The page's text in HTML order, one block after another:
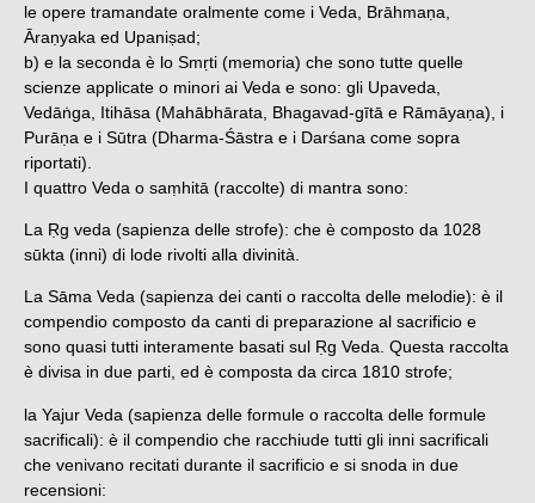
le opere tramandate oralmente come i Veda, Brāhmaṇa,
Āraṇyaka ed Upaniṣad;
b) e la seconda è lo Smṛti (memoria) che sono tutte quelle
scienze applicate o minori ai Veda e sono: gli Upaveda,
Vedāṅga, Itihāsa (Mahābhārata, Bhagavad-gītā e Rāmāyaṇa), i
Purāṇa e i Sūtra (Dharma-Śāstra e i Darśana come sopra
riportati).
I quattro Veda o saṃhitā (raccolte) di mantra sono:
La Ṛg veda (sapienza delle strofe): che è composto da 1028
sūkta (inni) di lode rivolti alla divinità.
La Sāma Veda (sapienza dei canti o raccolta delle melodie): è il
compendio composto da canti di preparazione al sacrificio e
sono quasi tutti interamente basati sul Ṛg Veda. Questa raccolta
è divisa in due parti, ed è composta da circa 1810 strofe;
la Yajur Veda (sapienza delle formule o raccolta delle formule
sacrificali): è il compendio che racchiude tutti gli inni sacrificali
che venivano recitati durante il sacrificio e si snoda in due
recensioni: